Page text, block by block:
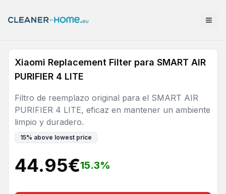
Xiaomi Replacement Filter para SMART AIR
PURIFIER 4 LITE
Filtro de reemplazo original para el SMART AIR
PURIFIER 4 LITE, eficaz en mantener un ambiente
limpio y duradero.
15% above lowest price
44.95€15.3%